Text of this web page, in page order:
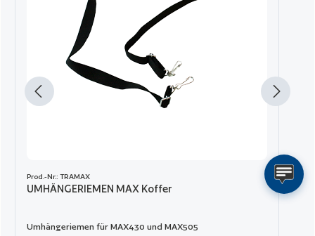
Prod.-Nr.: TRAMAX
UMHÄNGERIEMEN MAX Koffer
Umhängeriemen für MAX430 und MAX505